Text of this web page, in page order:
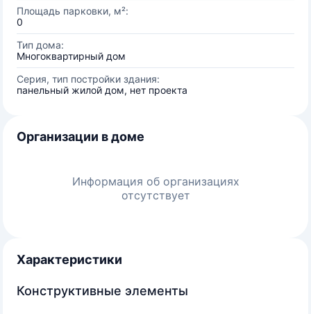
Площадь парковки, м²:
0
Тип дома:
Многоквартирный дом
Серия, тип постройки здания:
панельный жилой дом, нет проекта
Организации в доме
Информация об организациях
отсутствует
Характеристики
Конструктивные элементы